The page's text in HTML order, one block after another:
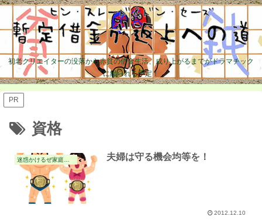
初老クリエイターの没落から赤貧の借金生活、成り上がるまでがドラマチック
に綴られる予定！
PR
資格
夫婦は守る機会均等を！
2012.12.10